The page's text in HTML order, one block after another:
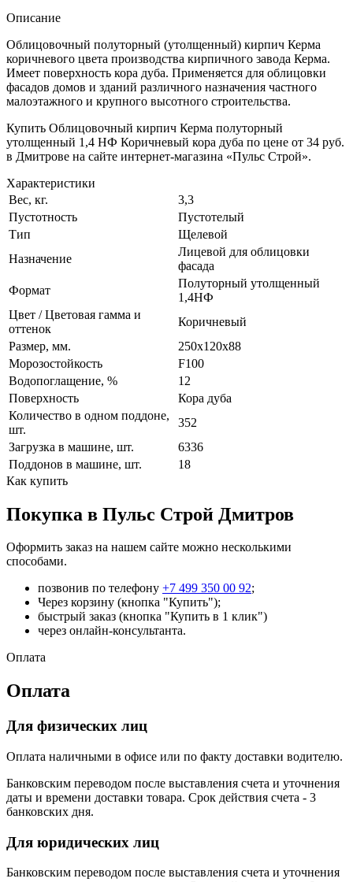
Описание
Облицовочный полуторный (утолщенный) кирпич Керма
коричневого цвета производства кирпичного завода Керма.
Имеет поверхность кора дуба. Применяется для облицовки
фасадов домов и зданий различного назначения частного
малоэтажного и крупного высотного строительства.
Купить Облицовочный кирпич Керма полуторный
утолщенный 1,4 НФ Коричневый кора дуба по цене от 34 руб.
в Дмитрове на сайте интернет-магазина «Пульс Строй».
Характеристики
Вес, кг.
3,3
Пустотность
Пустотелый
Тип
Щелевой
Назначение
Лицевой для облицовки
фасада
Формат
Полуторный утолщенный
1,4НФ
Цвет / Цветовая гамма и
оттенок
Коричневый
Размер, мм.
250х120х88
Морозостойкость
F100
Водопоглащение, %
12
Поверхность
Кора дуба
Количество в одном поддоне,
шт.
352
Загрузка в машине, шт.
6336
Поддонов в машине, шт.
18
Как купить
Покупка в Пульс Строй Дмитров
Оформить заказ на нашем сайте можно несколькими
способами.
позвонив по телефону +7 499 350 00 92;
Через корзину (кнопка "Купить");
быстрый заказ (кнопка "Купить в 1 клик")
через онлайн-консультанта.
Оплата
Оплата
Для физических лиц
Оплата наличными в офисе или по факту доставки водителю.
Банковским переводом после выставления счета и уточнения
даты и времени доставки товара. Срок действия счета - 3
банковских дня.
Для юридических лиц
Банковским переводом после выставления счета и уточнения